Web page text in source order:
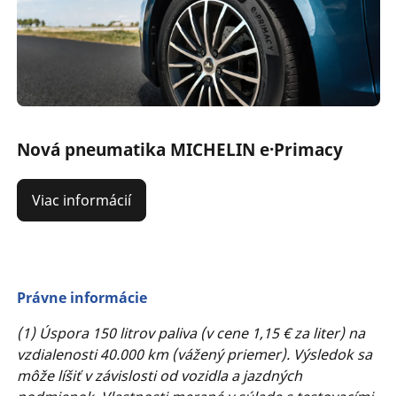
Nová pneumatika MICHELIN e·Primacy
Viac informácií
Právne informácie
(1) Úspora 150 litrov paliva (v cene 1,15 € za liter) na
vzdialenosti 40.000 km (vážený priemer). Výsledok sa
môže líšiť v závislosti od vozidla a jazdných